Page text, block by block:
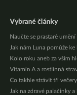
Vybrané články
Naučte se prastaré
Jak nám Luna pomůže
Kolo roku aneb za vším
Vitamín A a rostlinná
Co takhle strávit tři
Jak na zdravé palačinky